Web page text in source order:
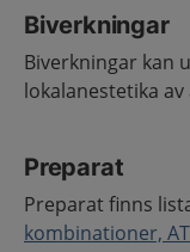
Biverkningar
Biverkningar kan
lokalanestetika
Preparat
Preparat finns
kombinationer,